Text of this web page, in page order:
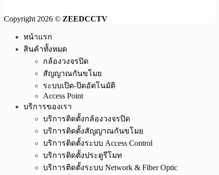
Copyright 2026 © ZEEDCCTV
หน้าแรก
สินค้าทั้งหมด
กล้องวงจรปิด
สัญญาณกันขโมย
ระบบเปิด-ปิดอัตโนมัติ
Access Point
บริการของเรา
บริการติดตั้งกล้องวงจรปิด
บริการติดตั้งสัญญาณกันขโมย
บริการติดตั้งระบบ Access Control
บริการติดตั้งประตูรีโมท
บริการติดตั้งระบบ Network & Fiber Optic